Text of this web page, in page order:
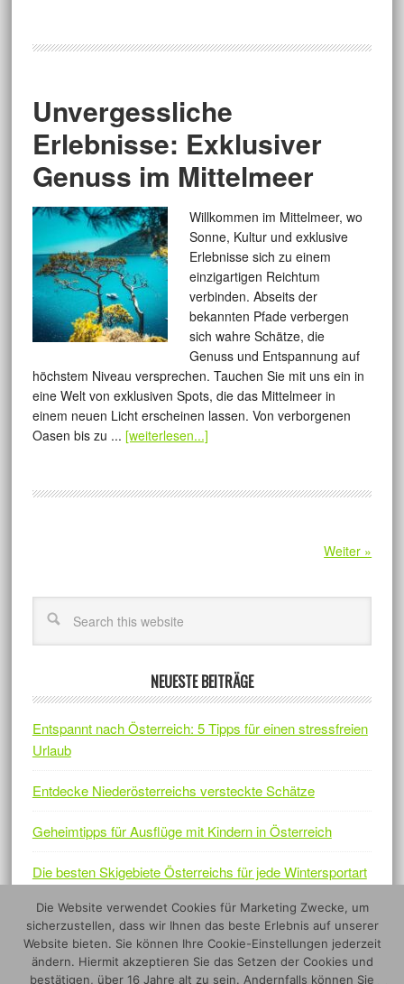
Unvergessliche
Erlebnisse: Exklusiver
Genuss im Mittelmeer
Willkommen im Mittelmeer, wo
Sonne, Kultur und exklusive
Erlebnisse sich zu einem
einzigartigen Reichtum
verbinden. Abseits der
bekannten Pfade verbergen
sich wahre Schätze, die
Genuss und Entspannung auf
höchstem Niveau versprechen. Tauchen Sie mit uns ein in
eine Welt von exklusiven Spots, die das Mittelmeer in
einem neuen Licht erscheinen lassen. Von verborgenen
Oasen bis zu ... [weiterlesen...]
Weiter »
NEUESTE BEITRÄGE
Entspannt nach Österreich: 5 Tipps für einen stressfreien
Urlaub
Entdecke Niederösterreichs versteckte Schätze
Geheimtipps für Ausflüge mit Kindern in Österreich
Die besten Skigebiete Österreichs für jede Wintersportart
Österreichs Naturjuwelen – Fünf Nationalparks, die sich
lohnen
Die Website verwendet Cookies für Marketing Zwecke, um
sicherzustellen, dass wir Ihnen das beste Erlebnis auf unserer
Website bieten. Sie können Ihre Cookie-Einstellungen jederzeit
ändern. Hiermit akzeptieren Sie das Setzen der Cookies und
bestätigen, über 16 Jahre alt zu sein. Andernfalls können Sie